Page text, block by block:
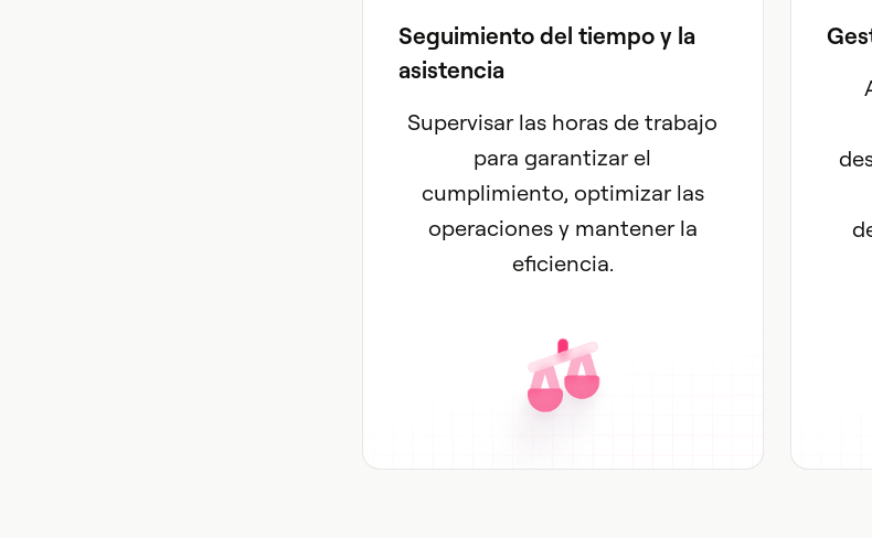
Seguimiento del tiempo y la
asistencia
Supervisar las horas de trabajo
para garantizar el
cumplimiento, optimizar las
operaciones y mantener la
eficiencia.